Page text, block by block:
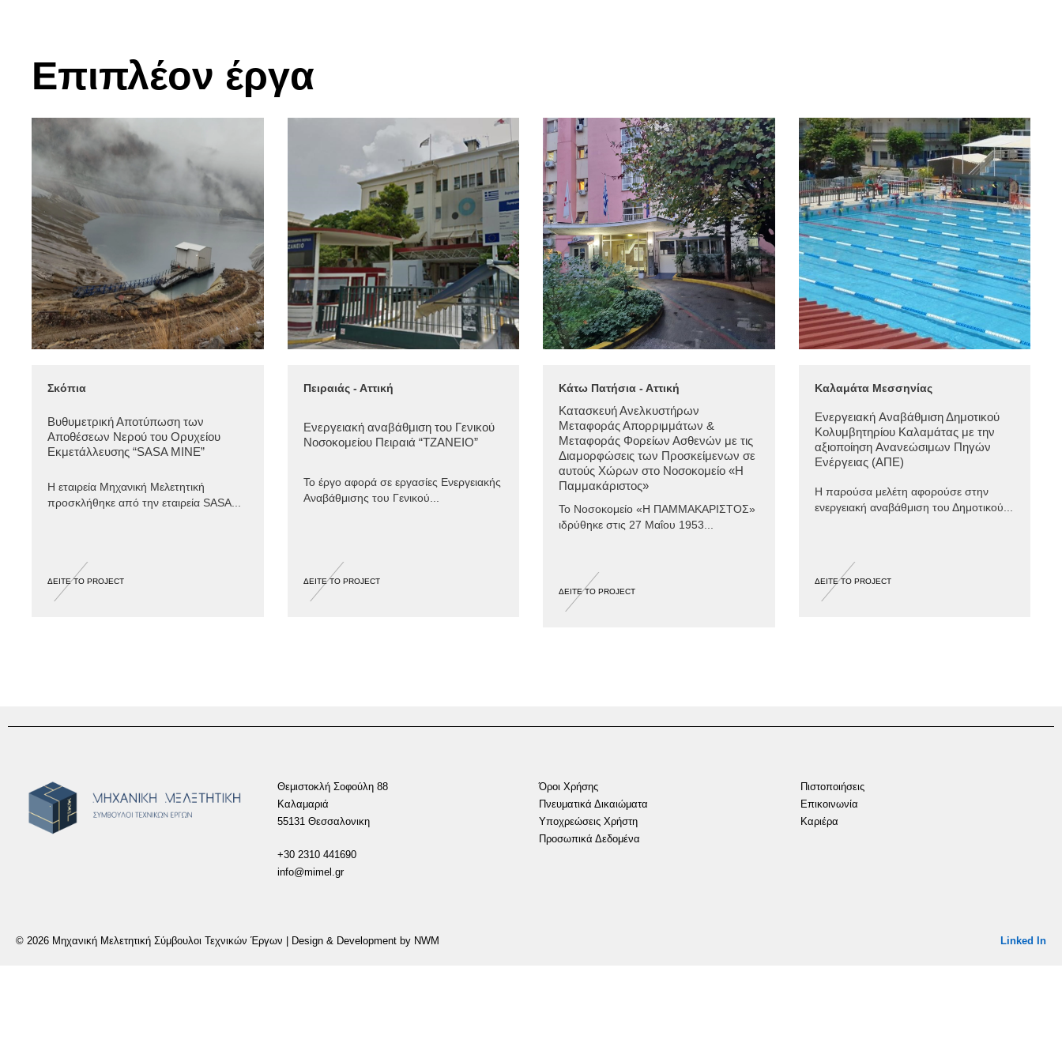
Επιπλέον έργα
Σκόπια
Βυθυμετρική Αποτύπωση των
Αποθέσεων Νερού του Ορυχείου
Εκμετάλλευσης “SASA MINE”
Η εταιρεία Μηχανική Μελετητική
προσκλήθηκε από την εταιρεία SASA...
ΔΕΙΤΕ ΤΟ PROJECT
Πειραιάς - Αττική
Ενεργειακή αναβάθμιση του Γενικού
Νοσοκομείου Πειραιά “ΤΖΑΝΕΙΟ”
Το έργο αφορά σε εργασίες Ενεργειακής
Αναβάθμισης του Γενικού...
ΔΕΙΤΕ ΤΟ PROJECT
Κάτω Πατήσια - Αττική
Κατασκευή Ανελκυστήρων
Μεταφοράς Απορριμμάτων &
Μεταφοράς Φορείων Ασθενών με τις
Διαμορφώσεις των Προσκείμενων σε
αυτούς Χώρων στο Νοσοκομείο «Η
Παμμακάριστος»
Το Νοσοκομείο «Η ΠΑΜΜΑΚΑΡΙΣΤΟΣ»
ιδρύθηκε στις 27 Μαΐου 1953...
ΔΕΙΤΕ ΤΟ PROJECT
Καλαμάτα Μεσσηνίας
Ενεργειακή Aναβάθμιση Δημοτικού
Κολυμβητηρίου Καλαμάτας με την
αξιοποίηση Aνανεώσιμων Πηγών
Ενέργειας (ΑΠΕ)
Η παρούσα μελέτη αφορούσε στην
ενεργειακή αναβάθμιση του Δημοτικού...
ΔΕΙΤΕ ΤΟ PROJECT
Θεμιστοκλή Σοφούλη 88
Καλαμαριά
55131 Θεσσαλονικη
+30 2310 441690
info@mimel.gr
Όροι Χρήσης
Πνευματικά Δικαιώματα
Υποχρεώσεις Χρήστη
Προσωπικά Δεδομένα
Πιστοποιήσεις
Επικοινωνία
Καριέρα
© 2026 Μηχανική Μελετητική Σύμβουλοι Τεχνικών Έργων | Design & Development by NWM Linked In